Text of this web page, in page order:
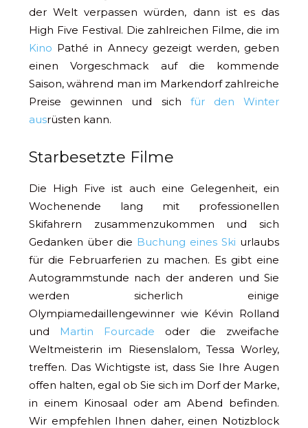
der Welt verpassen würden, dann ist es das
High Five Festival. Die zahlreichen Filme, die im
Kino Pathé in Annecy gezeigt werden, geben
einen Vorgeschmack auf die kommende
Saison, während man im Markendorf zahlreiche
Preise gewinnen und sich für den Winter
ausrüsten kann.
Starbesetzte Filme
Die High Five ist auch eine Gelegenheit, ein
Wochenende lang mit professionellen
Skifahrern zusammenzukommen und sich
Gedanken über die Buchung eines Ski urlaubs
für die Februarferien zu machen. Es gibt eine
Autogrammstunde nach der anderen und Sie
werden sicherlich einige
Olympiamedaillengewinner wie Kévin Rolland
und
Martin Fourcade oder die zweifache
Weltmeisterin im Riesenslalom, Tessa Worley,
treffen. Das Wichtigste ist, dass Sie Ihre Augen
offen halten, egal ob Sie sich im Dorf der Marke,
in einem Kinosaal oder am Abend befinden.
Wir empfehlen Ihnen daher, einen Notizblock